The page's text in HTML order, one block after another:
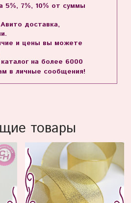
5%, 7%, 10% от суммы
доставка,
и цены вы можете
на более 6000
в личные сообщения!
товары